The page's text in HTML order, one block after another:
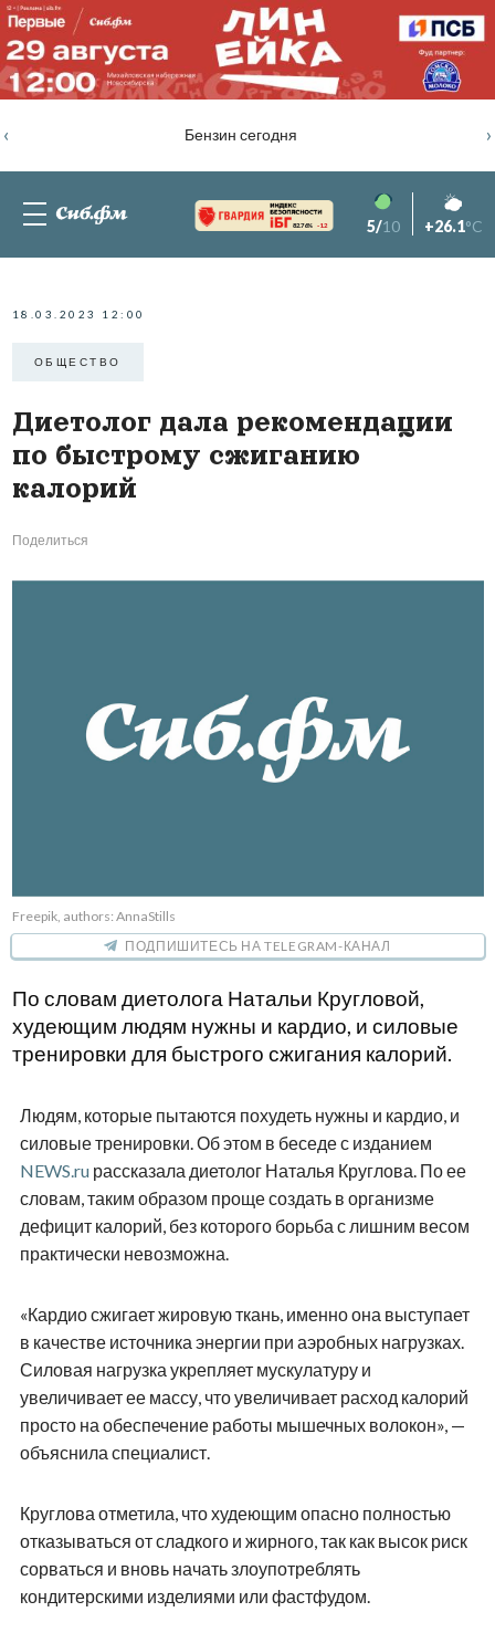
Бензин сегодня
‹ ›
82.76% -1.2 5/10 +26.1°C
18.03.2023 12:00
ОБЩЕСТВО
Диетолог дала рекомендации
по быстрому сжиганию
калорий
Поделиться
Freepik, authors: AnnaStills
ПОДПИШИТЕСЬ НА TELEGRAM-КАНАЛ
По словам диетолога Натальи Кругловой,
худеющим людям нужны и кардио, и силовые
тренировки для быстрого сжигания калорий.
Людям, которые пытаются похудеть нужны и кардио, и
силовые тренировки. Об этом в беседе с изданием
NEWS.ruрассказала диетолог Наталья Круглова. По ее
словам, таким образом проще создать в организме
дефицит калорий, без которого борьба с лишним весом
практически невозможна.
«Кардио сжигает жировую ткань, именно она выступает
в качестве источника энергии при аэробных нагрузках.
Силовая нагрузка укрепляет мускулатуру и
увеличивает ее массу, что увеличивает расход калорий
просто на обеспечение работы мышечных волокон», —
объяснила специалист.
Круглова отметила, что худеющим опасно полностью
отказываться от сладкого и жирного, так как высок риск
сорваться и вновь начать злоупотреблять
кондитерскими изделиями или фастфудом.